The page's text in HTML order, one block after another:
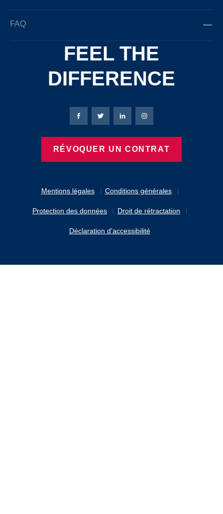
FAQ
FEEL THE
DIFFERENCE
Mentions légales Conditions générales
Protection des données Droit de rétractation
Déclaration d'accessibilité
Page Facebook de Bierbaum-Proenen
Page X de Bierbaum-Proenen
Page LinkedIn de
Page Instagram de
RÉVOQUER UN CONTRAT